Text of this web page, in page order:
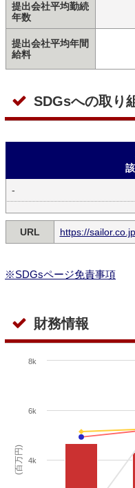
提出会社平均勤続
年数
提出会社平均年間
給料
SDGsへの取り
-
URL https://
※SDGsページ免責事項
財務情報
(百万円) 4k
6k
8k